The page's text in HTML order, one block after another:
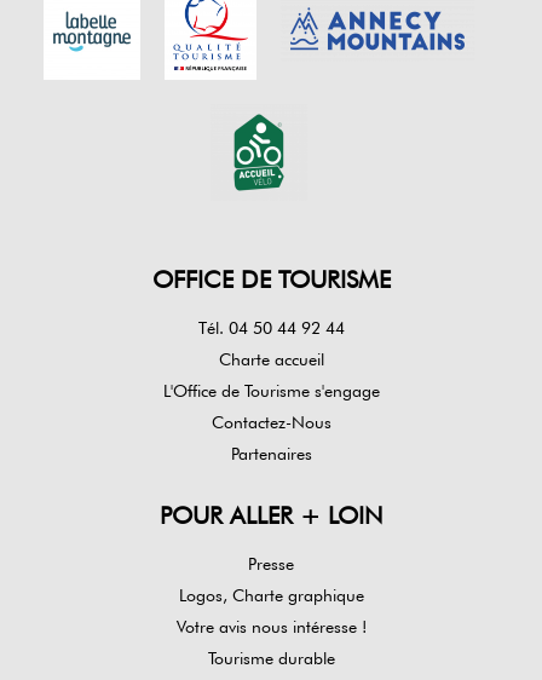
OFFICE DE TOURISME
Tél. 04 50 44 92 44
Charte accueil
L'Office de Tourisme s'engage
Contactez-Nous
Partenaires
POUR ALLER + LOIN
Presse
Logos, Charte graphique
Votre avis nous intéresse !
Tourisme durable